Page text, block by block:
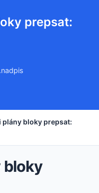
prepsat:
plány bloky prepsat:
bloky